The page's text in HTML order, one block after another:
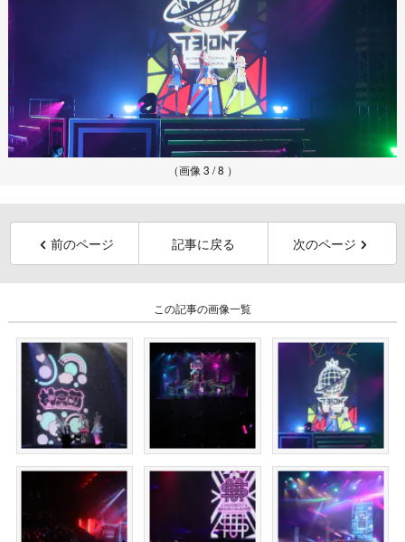
（画像 3 / 8 ）
前のページ 記事に戻る 次のページ
この記事の画像一覧